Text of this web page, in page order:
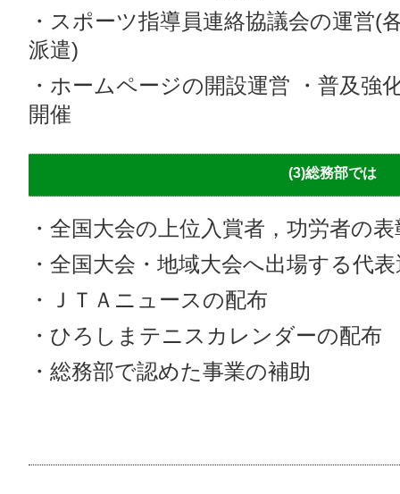
・スポーツ指導員連絡協議会の運営(
派遣)
・ホームページの開設運営 ・普及強
開催
(3)総務部では
・全国大会の上位入賞者，功労者の表
・全国大会・地域大会へ出場する代
・ＪＴＡニュースの配布
・ひろしまテニスカレンダーの配布
・総務部で認めた事業の補助